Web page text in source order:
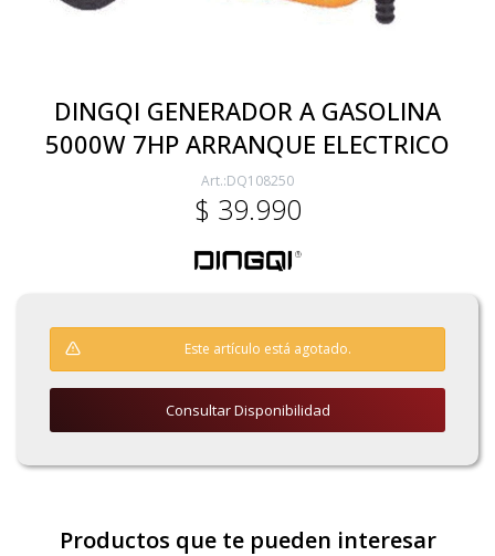
DINGQI GENERADOR A GASOLINA
5000W 7HP ARRANQUE ELECTRICO
DQ108250
$ 39.990
Este artículo está agotado.
Consultar Disponibilidad
Productos que te pueden interesar
Ferretería
Herramientas Eléctrica y Batería
Generadores
Hogar
Pinturas y Accesorios